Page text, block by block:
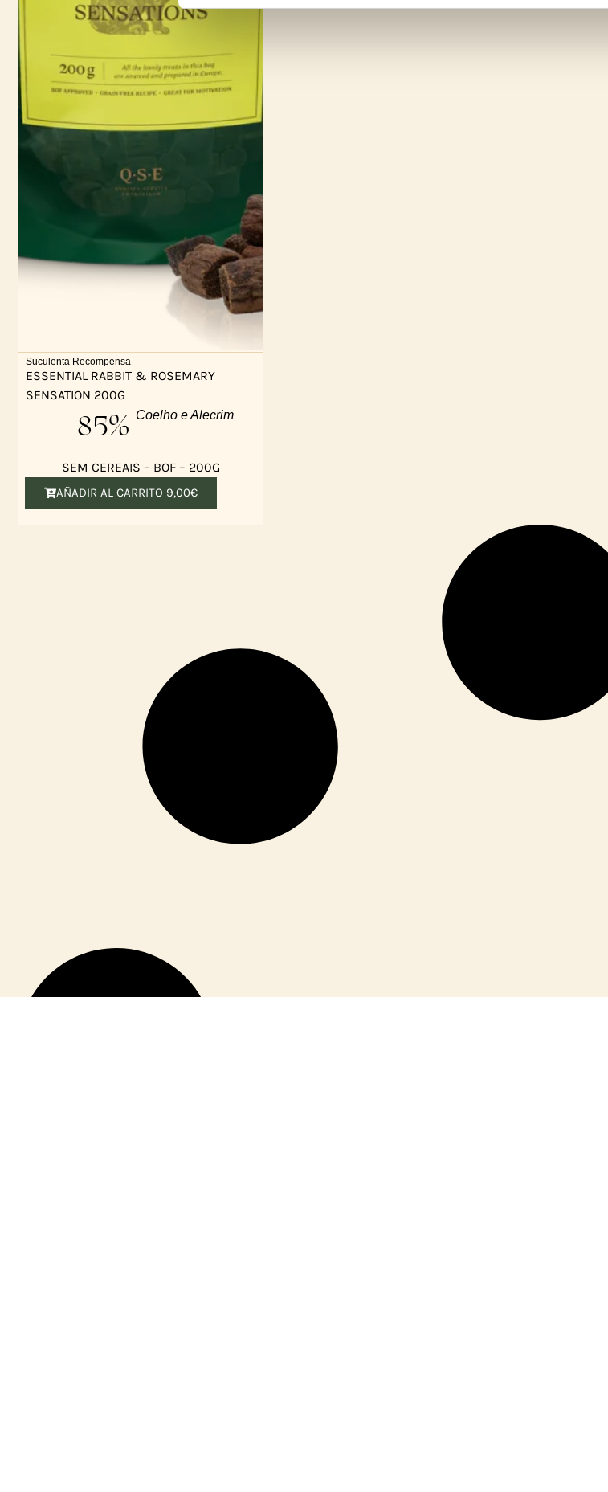
Suculenta Recompensa
ESSENTIAL RABBIT & ROSEMARY
SENSATION 200G
85% Coelho e Alecrim
SEM CEREAIS – BOF – 200G
AÑADIR AL CARRITO 9,00€